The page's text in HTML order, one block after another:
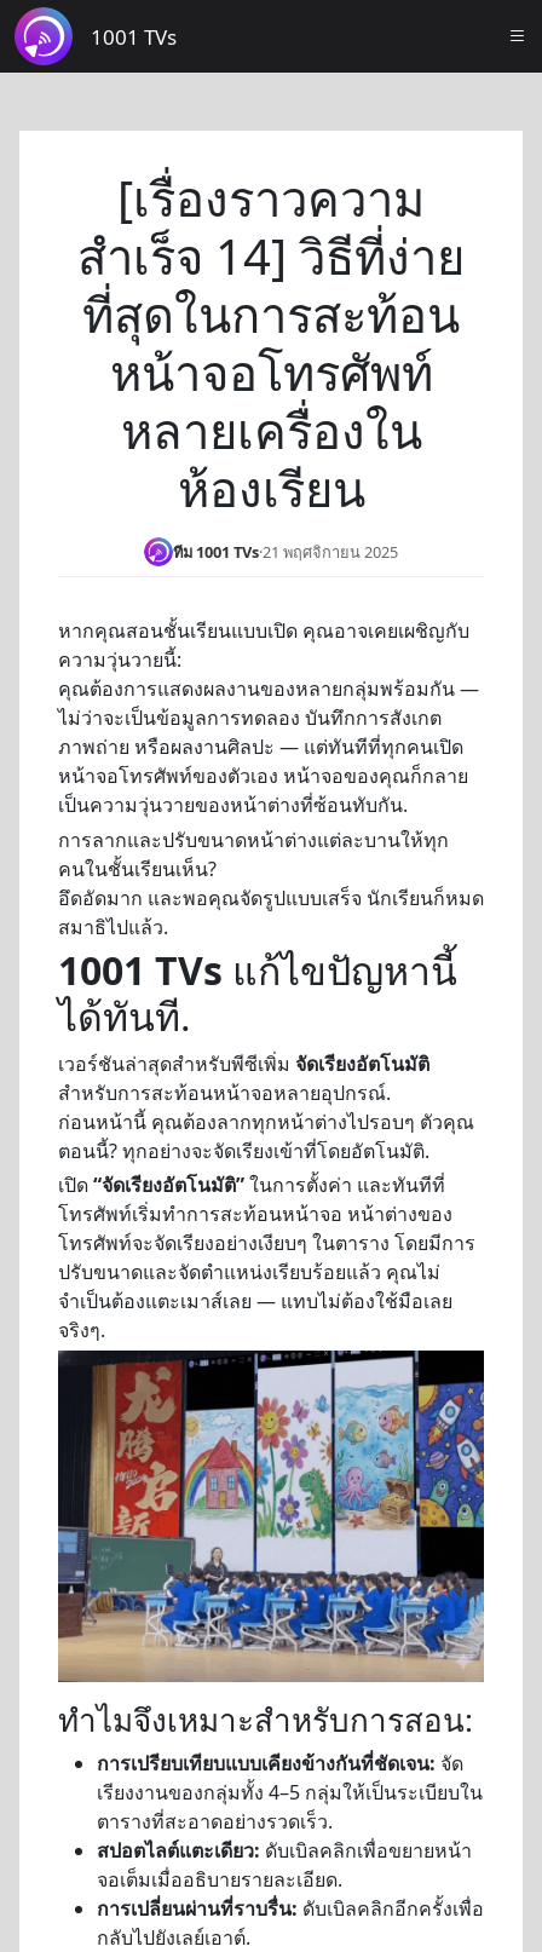
1001 TVs
[เรื่องราวความ
สำเร็จ 14] วิธีที่ง่าย
ที่สุดในการสะท้อน
หน้าจอโทรศัพท์
หลายเครื่องใน
ห้องเรียน
ทีม 1001 TVs·21 พฤศจิกายน 2025
หากคุณสอนชั้นเรียนแบบเปิด คุณอาจเคยเผชิญกับ
ความวุ่นวายนี้:
คุณต้องการแสดงผลงานของหลายกลุ่มพร้อมกัน —
ไม่ว่าจะเป็นข้อมูลการทดลอง บันทึกการสังเกต
ภาพถ่าย หรือผลงานศิลปะ — แต่ทันทีที่ทุกคนเปิด
หน้าจอโทรศัพท์ของตัวเอง หน้าจอของคุณก็กลาย
เป็นความวุ่นวายของหน้าต่างที่ซ้อนทับกัน.
การลากและปรับขนาดหน้าต่างแต่ละบานให้ทุก
คนในชั้นเรียนเห็น?
อึดอัดมาก และพอคุณจัดรูปแบบเสร็จ นักเรียนก็หมด
สมาธิไปแล้ว.
1001 TVs แก้ไขปัญหานี้
ได้ทันที.
เวอร์ชันล่าสุดสำหรับพีซีเพิ่ม จัดเรียงอัตโนมัติ
สำหรับการสะท้อนหน้าจอหลายอุปกรณ์.
ก่อนหน้านี้ คุณต้องลากทุกหน้าต่างไปรอบๆ ตัวคุณ
ตอนนี้? ทุกอย่างจะจัดเรียงเข้าที่โดยอัตโนมัติ.
เปิด“จัดเรียงอัตโนมัติ”ในการตั้งค่า และทันทีที่
โทรศัพท์เริ่มทำการสะท้อนหน้าจอ หน้าต่างของ
โทรศัพท์จะจัดเรียงอย่างเงียบๆ ในตาราง โดยมีการ
ปรับขนาดและจัดตำแหน่งเรียบร้อยแล้ว คุณไม่
จำเป็นต้องแตะเมาส์เลย — แทบไม่ต้องใช้มือเลย
จริงๆ.
ทำไมจึงเหมาะสำหรับการสอน:
การเปรียบเทียบแบบเคียงข้างกันที่ชัดเจน: จัด
เรียงงานของกลุ่มทั้ง 4–5 กลุ่มให้เป็นระเบียบใน
ตารางที่สะอาดอย่างรวดเร็ว.
สปอตไลต์แตะเดียว: ดับเบิลคลิกเพื่อขยายหน้า
จอเต็มเมื่ออธิบายรายละเอียด.
การเปลี่ยนผ่านที่ราบรื่น: ดับเบิลคลิกอีกครั้งเพื่อ
กลับไปยังเลย์เอาต์.